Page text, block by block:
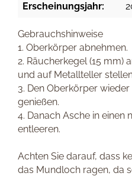
Erscheinungsjahr:
Gebrauchshinweise
1. Oberkörper abnehmen.
2. Räucherkegel (15 mm)
und auf Metallteller
3. Den Oberkörper
genießen.
4. Danach Asche in einen
entleeren.
Achten Sie darauf, dass
das Mundloch ragen, da